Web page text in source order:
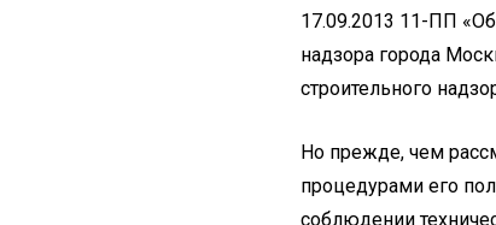
17.09.2013 11-ПП
надзора города
строительного
Но прежде, чем
процедурами его
соблюдении